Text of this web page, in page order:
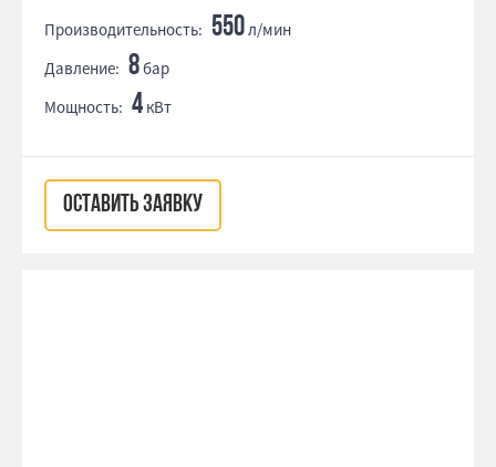
Производительность: 550л/мин
Давление: 8бар
Мощность: 4 кВт
ОСТАВИТЬ ЗАЯВКУ